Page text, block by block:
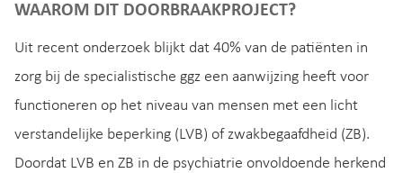
WAAROM DIT DOORBRAAKPROJECT?
Uit recent onderzoek blijkt dat 40% van de patiënten in
zorg bij de specialistische ggz een aanwijzing heeft voor
functioneren op het niveau van mensen met een licht
verstandelijke beperking (LVB) of zwakbegaafdheid (ZB).
Doordat LVB en ZB in de psychiatrie onvoldoende herkend